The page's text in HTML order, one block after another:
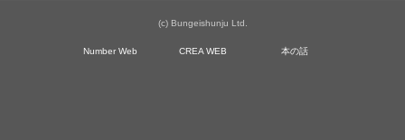
(c) Bungeishunju Ltd.
Number Web CREA WEB 本の話